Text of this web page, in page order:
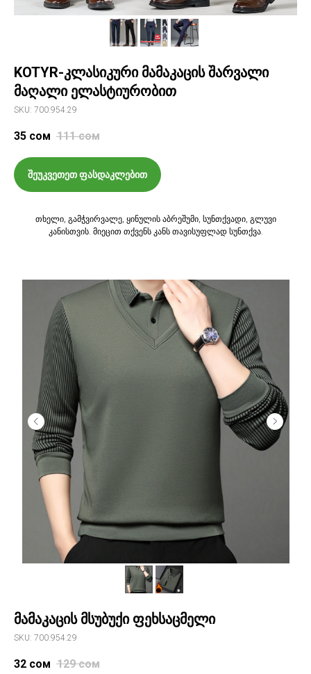
KOTYR-კლასიკური მამაკაცის შარვალი
მაღალი ელასტიურობით
SKU: 700.954.29
35 сом 111 сом
შეუკვეთეთ ფასდაკლებით
თხელი, გამჭვირვალე, ყინულის აბრეშუმი, სუნთქვადი, გლუვი
კანისთვის. მიეცით თქვენს კანს თავისუფლად სუნთქვა.
მამაკაცის მსუბუქი ფეხსაცმელი
SKU: 700.954.29
32 сом 129 сом